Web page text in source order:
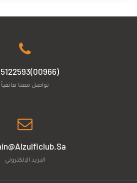
(00966)505122593
تواصل معنا هاتفياً
البريد الإلكتروني